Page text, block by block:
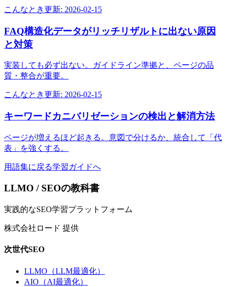
こんなとき更新: 2026-02-15
FAQ構造化データがリッチリザルトに出ない原因
と対策
実装しても必ず出ない。ガイドライン準拠と、ページの品
質・整合が重要。
こんなとき更新: 2026-02-15
キーワードカニバリゼーションの検出と解消方法
ページが増えるほど起きる。意図で分けるか、統合して「代
表」を強くする。
用語集に戻る学習ガイドへ
LLMO / SEOの教科書
実践的なSEO学習プラットフォーム
株式会社ロード 提供
次世代SEO
LLMO（LLM最適化）
AIO（AI最適化）